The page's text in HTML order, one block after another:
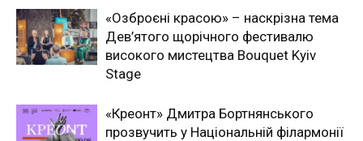
«Озброєні красою» – наскрізна тема
Дев’ятого щорічного фестивалю
високого мистецтва Bouquet Kyiv
Stage
«Креонт» Дмитра Бортнянського
прозвучить у Національній філармонії